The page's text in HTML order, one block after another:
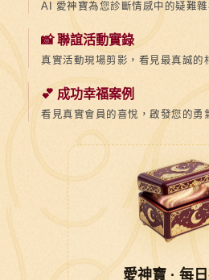
AI 愛神寶為您診斷情感中的疑難雜
📸 聯誼活動實錄
真實活動現場剪影，看見最真誠的
💕 成功幸福案例
看見真實會員的喜悅，啟發您的勇
愛神寶 · 每